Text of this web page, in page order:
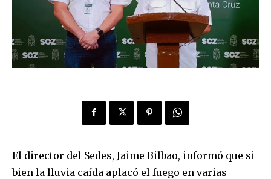
El director del Sedes, Jaime Bilbao, informó que si
bien la lluvia caída aplacó el fuego en varias